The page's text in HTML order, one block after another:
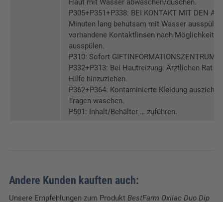
P305+P351+P338: BEI KONTAKT MIT DEN
Minuten lang behutsam mit Wasser
vorhandene Kontaktlinsen nach Möglichkeit
ausspülen.
P310: Sofort
P332+P313: Bei Hautreizung: Ärztlichen Rat
Hilfe hinzuziehen.
P362+P364: Kontaminierte Kleidung
Tragen waschen.
P501: Inhalt/Behälter … zuführen.
Andere Kunden kauften auch:
Unsere Empfehlungen zum Produkt BestFarm Oxilac Duo Dip